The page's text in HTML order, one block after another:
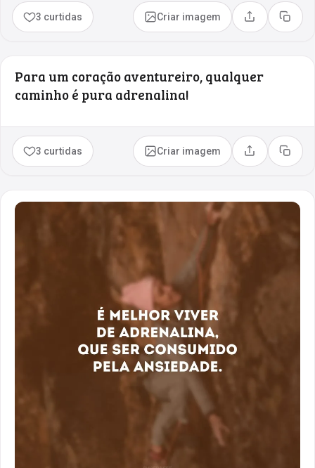
3 curtidas Criar imagem Compartilhar
Copiar
Para um coração aventureiro, qualquer
caminho é pura adrenalina!
3 curtidas Criar imagem Compartilhar
Copiar